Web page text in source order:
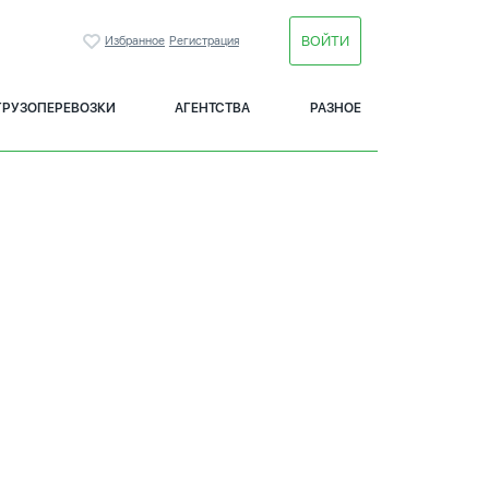
Избранное Регистрация ВОЙТИ
АГЕНТСТВА РАЗНОЕ